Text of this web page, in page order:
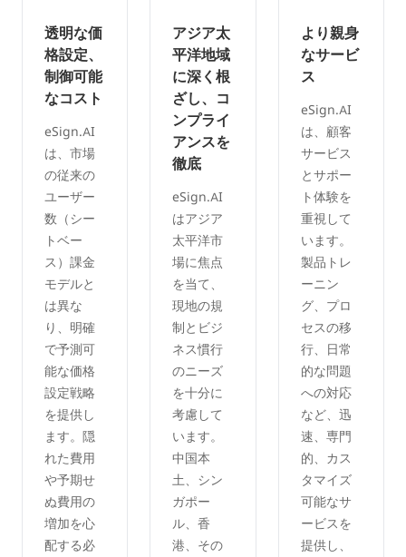
透明な価
格設定、
制御可能
なコスト
eSign.AI
は、市場
の従来の
ユーザー
数（シー
トベー
ス）課金
モデルと
は異な
り、明確
で予測可
能な価格
設定戦略
を提供し
ます。隠
れた費用
や予期せ
ぬ費用の
増加を心
配する必
アジア太
平洋地域
に深く根
ざし、コ
ンプライ
アンスを
徹底
eSign.AI
はアジア
太平洋市
場に焦点
を当て、
現地の規
制とビジ
ネス慣行
のニーズ
を十分に
考慮して
います。
中国本
土、シン
ガポー
ル、香
港、その
より親身
なサービ
ス
eSign.AI
は、顧客
サービス
とサポー
ト体験を
重視して
います。
製品トレ
ーニン
グ、プロ
セスの移
行、日常
的な問題
への対応
など、迅
速、専門
的、カス
タマイズ
可能なサ
ービスを
提供し、